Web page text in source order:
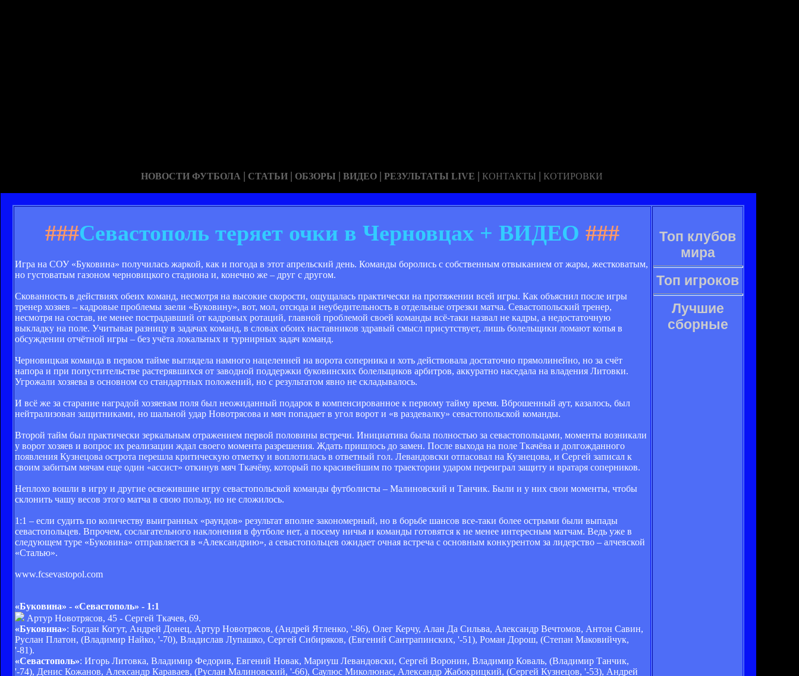
НОВОСТИ ФУТБОЛА | СТАТЬИ | ОБЗОРЫ | ВИДЕО | РЕЗУЛЬТАТЫ LIVE | КОНТАКТЫ | КОТИРОВКИ
###Севастополь теряет очки в Черновцах + ВИДЕО ###
Игра на СОУ «Буковина» получилась жаркой, как и погода в этот апрельский день. Команды боролись с собственным отвыканием от жары, жестковатым,
но густоватым газоном черновицкого стадиона и, конечно же – друг с другом.
Скованность в действиях обеих команд, несмотря на высокие скорости, ощущалась практически на протяжении всей игры. Как объяснил после игры
тренер хозяев – кадровые проблемы заели «Буковину», вот, мол, отсюда и неубедительность в отдельные отрезки матча. Севастопольский тренер,
несмотря на состав, не менее пострадавший от кадровых ротаций, главной проблемой своей команды всё-таки назвал не кадры, а недостаточную
выкладку на поле. Учитывая разницу в задачах команд, в словах обоих наставников здравый смысл присутствует, лишь болельщики ломают копья в
обсуждении отчётной игры – без учёта локальных и турнирных задач команд.
Черновицкая команда в первом тайме выглядела намного нацеленней на ворота соперника и хоть действовала достаточно прямолинейно, но за счёт
напора и при попустительстве растерявшихся от заводной поддержки буковинских болельщиков арбитров, аккуратно наседала на владения Литовки.
Угрожали хозяева в основном со стандартных положений, но с результатом явно не складывалось.
И всё же за старание наградой хозяевам поля был неожиданный подарок в компенсированное к первому тайму время. Вброшенный аут, казалось, был
нейтрализован защитниками, но шальной удар Новотрясова и мяч попадает в угол ворот и «в раздевалку» севастопольской команды.
Второй тайм был практически зеркальным отражением первой половины встречи. Инициатива была полностью за севастопольцами, моменты возникали
у ворот хозяев и вопрос их реализации ждал своего момента разрешения. Ждать пришлось до замен. После выхода на поле Ткачёва и долгожданного
появления Кузнецова острота перешла критическую отметку и воплотилась в ответный гол. Левандовски отпасовал на Кузнецова, и Сергей записал к
своим забитым мячам еще один «ассист» откинув мяч Ткачёву, который по красивейшим по траектории ударом переиграл защиту и вратаря соперников.
Неплохо вошли в игру и другие освежившие игру севастопольской команды футболисты – Малиновский и Танчик. Были и у них свои моменты, чтобы
склонить чашу весов этого матча в свою пользу, но не сложилось.
1:1 – если судить по количеству выигранных «раундов» результат вполне закономерный, но в борьбе шансов все-таки более острыми были выпады
севастопольцев. Впрочем, сослагательного наклонения в футболе нет, а посему ничья и команды готовятся к не менее интересным матчам. Ведь уже в
следующем туре «Буковина» отправляется в «Александрию», а севастопольцев ожидает очная встреча с основным конкурентом за лидерство – алчевской
«Сталью».
www.fcsevastopol.com
«Буковина» - «Севастополь» - 1:1
Артур Новотрясов, 45 - Сергей Ткачев, 69.
«Буковина»: Богдан Когут, Андрей Донец, Артур Новотрясов, (Андрей Ятленко, '-86), Олег Керчу, Алан Да Сильва, Александр Вечтомов, Антон Савин,
Руслан Платон, (Владимир Найко, '-70), Владислав Лупашко, Сергей Сибиряков, (Евгений Сантрапинских, '-51), Роман Дорош, (Степан Маковийчук,
'-81).
«Севастополь»: Игорь Литовка, Владимир Федорив, Евгений Новак, Мариуш Левандовски, Сергей Воронин, Владимир Коваль, (Владимир Танчик,
'-74), Денис Кожанов, Александр Караваев, (Руслан Малиновский, '-66), Саулюс Миколюнас, Александр Жабокрицкий, (Сергей Кузнецов, '-53), Андрей
Топ клубов
мира
Топ игроков
Лучшие
сборные